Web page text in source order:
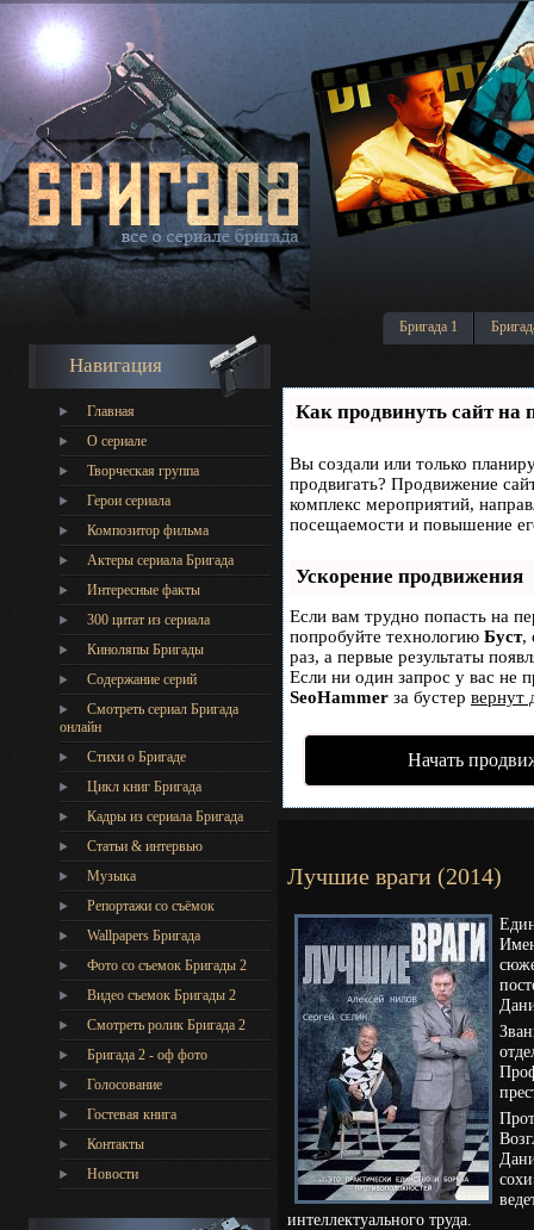
Бригада 1
Навигация
Главная
О сериале
Творческая группа
Герои сериала
Композитор фильма
Актеры сериала Бригада
Интересные факты
300 цитат из сериала
Киноляпы Бригады
Содержание серий
Смотреть сериал Бригада
онлайн
Стихи о Бригаде
Цикл книг Бригада
Кадры из сериала Бригада
Статьи & интервью
Музыка
Репортажи со съёмок
Wallpapers Бригада
Фото со съемок Бригады 2
Видео съемок Бригады 2
Cмотреть ролик Бригада 2
Бригада 2 - оф фото
Голосование
Гостевая книга
Контакты
Новости
Как продвинуть сайт на
Вы создали или только
продвигать? Продвижение
комплекс мероприятий,
посещаемости и повышение
Ускорение продвижения
Если вам трудно попасть на
попробуйте технологию Буст,
раз, а первые результаты
Если ни один запрос у вас не
SeoHammer за бустер вернут
Начать
Лучшие враги (2014)
интеллектуального труда.